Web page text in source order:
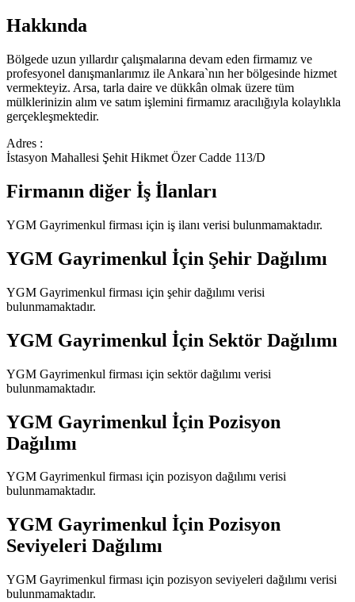
Hakkında
Bölgede uzun yıllardır çalışmalarına devam eden firmamız ve
profesyonel danışmanlarımız ile Ankara`nın her bölgesinde hizmet
vermekteyiz. Arsa, tarla daire ve dükkân olmak üzere tüm
mülklerinizin alım ve satım işlemini firmamız aracılığıyla kolaylıkla
gerçekleşmektedir.
Adres :
İstasyon Mahallesi Şehit Hikmet Özer Cadde 113/D
Firmanın diğer İş İlanları
YGM Gayrimenkul firması için iş ilanı verisi bulunmamaktadır.
YGM Gayrimenkul İçin Şehir Dağılımı
YGM Gayrimenkul firması için şehir dağılımı verisi
bulunmamaktadır.
YGM Gayrimenkul İçin Sektör Dağılımı
YGM Gayrimenkul firması için sektör dağılımı verisi
bulunmamaktadır.
YGM Gayrimenkul İçin Pozisyon
Dağılımı
YGM Gayrimenkul firması için pozisyon dağılımı verisi
bulunmamaktadır.
YGM Gayrimenkul İçin Pozisyon
Seviyeleri Dağılımı
YGM Gayrimenkul firması için pozisyon seviyeleri dağılımı verisi
bulunmamaktadır.